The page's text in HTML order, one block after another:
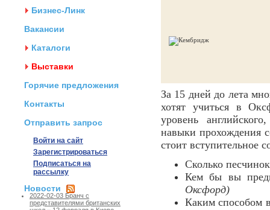
Бизнес-Линк
Вакансии
Каталоги
Выставки
Горячие предложения
Контакты
Отправить запрос
Войти на сайт
Зарегистрироваться
Подписаться на
рассылку
Новости
2022-02-03 Бранч с
представителями британских
За 15 дней до лета
хотят учиться в
уровень
навыки прохождения
стоит вступительное
Сколько
Кем бы вы
Оксфорд)
Каким способом